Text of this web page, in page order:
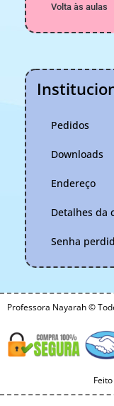
Volta às aulas
Pedidos
Downloads
Endereço
Detalhes da
Senha
Professora Nayarah ©